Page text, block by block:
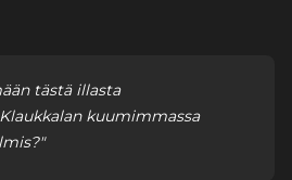
tästä illasta
kuumimmassa